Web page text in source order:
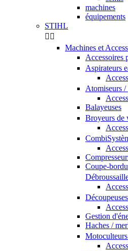
machines
équipements
STIHL
 
Machines et
Accessoires
Aspirateurs
Atomiseurs /
Balayeuses
Broyeurs de
Coupe-
Gestion
Haches /